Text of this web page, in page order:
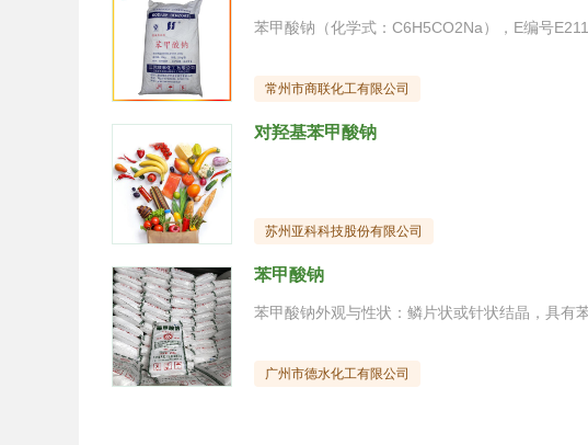
常州市商联化工有限公司
对羟基苯甲酸钠
苏州亚科科技股份有限公司
苯甲酸钠
广州市德水化工有限公司